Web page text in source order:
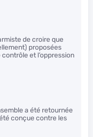
de croire que
proposées
et l’oppression
a été retournée
conçue contre les